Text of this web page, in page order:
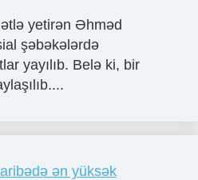
yetirən Əhməd
şəbəkələrdə
yayılıb. Belə ki, bir
ən yüksək